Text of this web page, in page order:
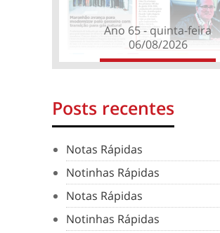
Ano 65 - quinta-feira
06/08/2026
Posts recentes
Notas Rápidas
Notinhas Rápidas
Notas Rápidas
Notinhas Rápidas